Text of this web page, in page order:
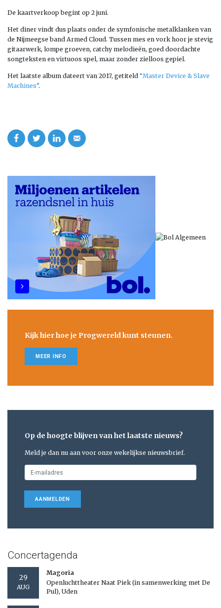
De kaartverkoop begint op 2 juni.
Het diner vindt dus plaats onder de symfonische metalklanken van
de Nijmeegse band Armed Cloud. Tussen mes en vork hoor je stevig
gitaarwerk, lompe groeven, catchy melodieën, goed doordachte
songteksten en virtuoos spel, maar zonder zielloos gepiel.
Het laatste album dateert van 2017, getiteld “Master Device & Slave
Machines”.
Kijk hier hoe je Progwereld kunt steunen.
MEER INFO
Op de hoogte blijven van het laatste nieuws?
Meld je dan nu aan voor onze wekelijkse nieuwsbrief.
AANMELDEN
Concertagenda
29
AUG
Magoria
Openluchttheater Naat Piek (in samenwerking met De
Pul), Uden